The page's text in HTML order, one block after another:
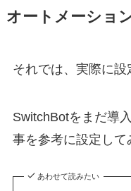
オートメーショ
それでは、実際に設
SwitchBotをまだ導
事を参考に設定して
あわせて読みたい